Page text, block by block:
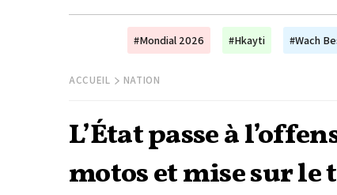
#Mondial 2026 #Hkayti #Wach
ACCUEIL NATION
L’État passe à
motos et mise sur